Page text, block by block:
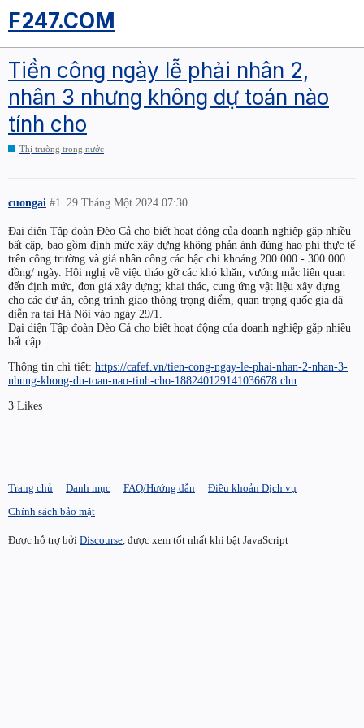
F247.COM
Tiền công ngày lễ phải nhân 2,
nhân 3 nhưng không dự toán nào
tính cho
Thị trường trong nước
cuongai 29 Tháng Một 2024 07:30
#1
Đại diện Tập đoàn Đèo Cả cho biết hoạt động của doanh nghiệp gặp nhiều
bất cập, bao gồm định mức xây dựng không phản ánh đúng hao phí thực tế
trên công trường và giá nhân công các bậc chỉ khoảng 200.000 - 300.000
đồng/ ngày. Hội nghị về việc tháo gỡ các khó khăn, vướng mắc liên quan
đến định mức, đơn giá xây dựng; khai thác, cung ứng vật liệu xây dựng
cho các dự án, công trình giao thông trọng điểm, quan trọng quốc gia đã
diễn ra tại Hà Nội vào ngày 29/1.
Đại diện Tập đoàn Đèo Cả cho biết hoạt động của doanh nghiệp gặp nhiều
bất cập.
Thông tin chi tiết: https://cafef.vn/tien-cong-ngay-le-phai-nhan-2-nhan-3-
nhung-khong-du-toan-nao-tinh-cho-188240129141036678.chn
3 Likes
Trang chủ Danh mục FAQ/Hướng dẫn
Điều khoản Dịch vụ
Chính sách bảo mật
Được hỗ trợ bởi Discourse, được xem tốt nhất khi bật JavaScript